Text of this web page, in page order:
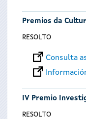
Premios da
RESOLTO
Consulta
IV Premio
RESOLTO